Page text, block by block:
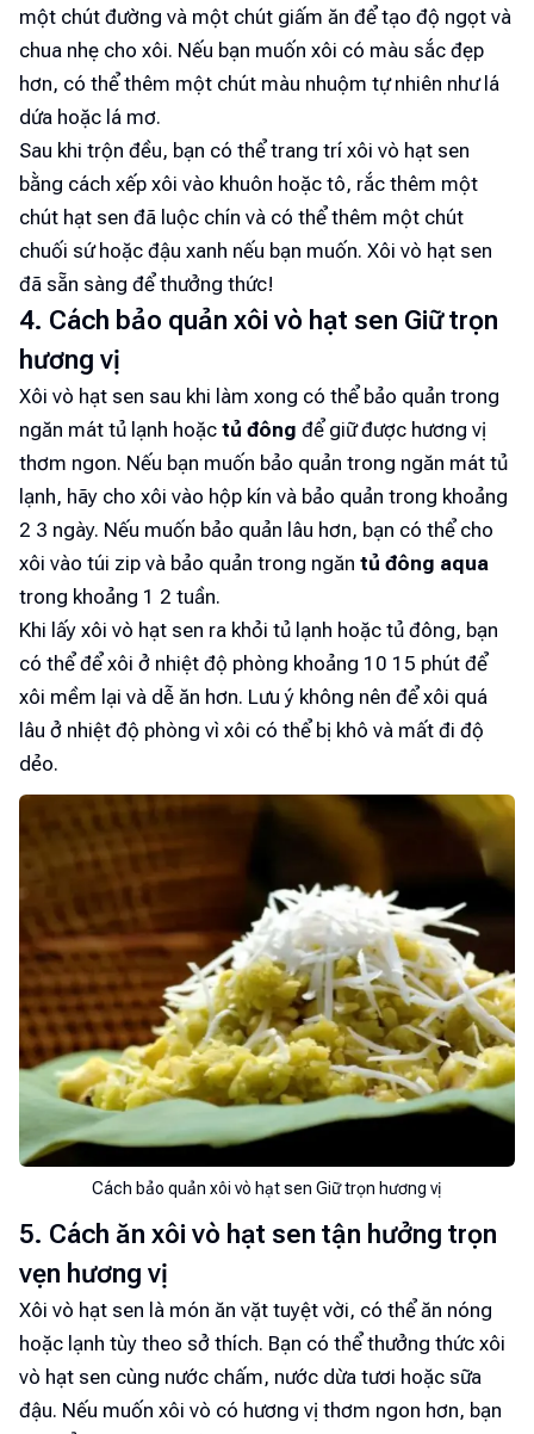
một chút đường và một chút giấm ăn để tạo độ ngọt và
chua nhẹ cho xôi. Nếu bạn muốn xôi có màu sắc đẹp
hơn, có thể thêm một chút màu nhuộm tự nhiên như lá
dứa hoặc lá mơ.
Sau khi trộn đều, bạn có thể trang trí xôi vò hạt sen
bằng cách xếp xôi vào khuôn hoặc tô, rắc thêm một
chút hạt sen đã luộc chín và có thể thêm một chút
chuối sứ hoặc đậu xanh nếu bạn muốn. Xôi vò hạt sen
đã sẵn sàng để thưởng thức!
4. Cách bảo quản xôi vò hạt sen Giữ trọn
hương vị
Xôi vò hạt sen sau khi làm xong có thể bảo quản trong
ngăn mát tủ lạnh hoặc tủ đông để giữ được hương vị
thơm ngon. Nếu bạn muốn bảo quản trong ngăn mát tủ
lạnh, hãy cho xôi vào hộp kín và bảo quản trong khoảng
2 3 ngày. Nếu muốn bảo quản lâu hơn, bạn có thể cho
xôi vào túi zip và bảo quản trong ngăn tủ đông aqua
trong khoảng 1 2 tuần.
Khi lấy xôi vò hạt sen ra khỏi tủ lạnh hoặc tủ đông, bạn
có thể để xôi ở nhiệt độ phòng khoảng 10 15 phút để
xôi mềm lại và dễ ăn hơn. Lưu ý không nên để xôi quá
lâu ở nhiệt độ phòng vì xôi có thể bị khô và mất đi độ
dẻo.
Cách bảo quản xôi vò hạt sen Giữ trọn hương vị
5. Cách ăn xôi vò hạt sen tận hưởng trọn
vẹn hương vị
Xôi vò hạt sen là món ăn vặt tuyệt vời, có thể ăn nóng
hoặc lạnh tùy theo sở thích. Bạn có thể thưởng thức xôi
vò hạt sen cùng nước chấm, nước dừa tươi hoặc sữa
đậu. Nếu muốn xôi vò có hương vị thơm ngon hơn, bạn